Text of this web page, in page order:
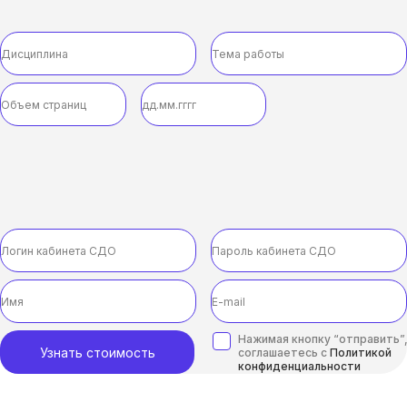
Узнать стоимость
Нажимая кнопку
соглашаетесь с Политикой
конфиденциальности